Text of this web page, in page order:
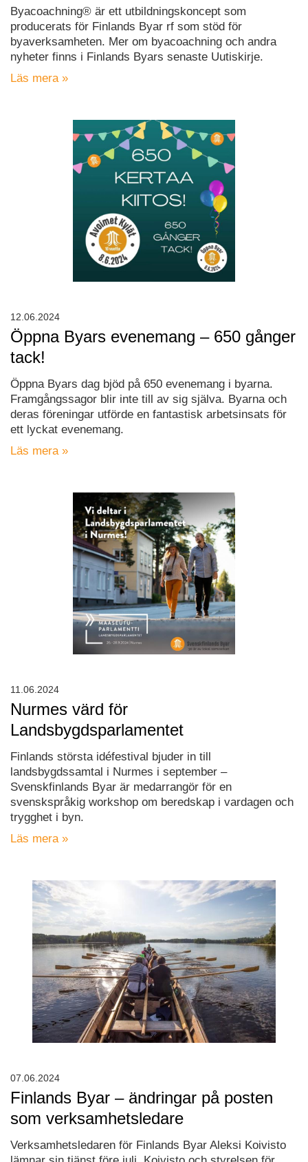
Byacoachning® är ett utbildningskoncept som
producerats för Finlands Byar rf som stöd för
byaverksamheten. Mer om byacoachning och andra
nyheter finns i Finlands Byars senaste Uutiskirje.
Läs mera »
Öppna Byars evenemang – 650 gånger
tack!
Öppna Byars dag bjöd på 650 evenemang i byarna.
Framgångssagor blir inte till av sig själva. Byarna och
deras föreningar utförde en fantastisk arbetsinsats för
ett lyckat evenemang.
Läs mera »
12.06.2024
Nurmes värd för
Landsbygdsparlamentet
Finlands största idéfestival bjuder in till
landsbygdssamtal i Nurmes i september –
Svenskfinlands Byar är medarrangör för en
svenskspråkig workshop om beredskap i vardagen och
trygghet i byn.
Läs mera »
11.06.2024
Finlands Byar – ändringar på posten
som verksamhetsledare
Verksamhetsledaren för Finlands Byar Aleksi Koivisto
07.06.2024